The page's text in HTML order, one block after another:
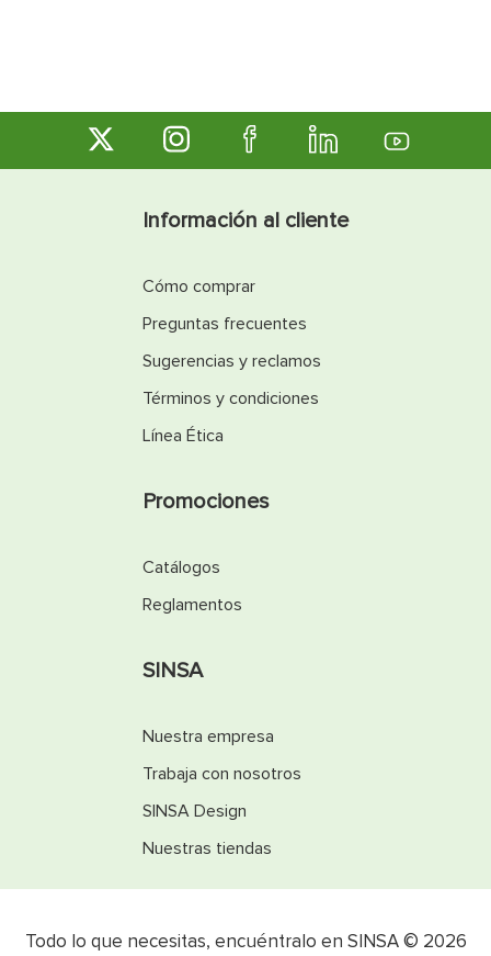
Información al cliente
Cómo comprar
Preguntas frecuentes
Sugerencias y reclamos
Términos y condiciones
Línea Ética
Promociones
Catálogos
Reglamentos
SINSA
Nuestra empresa
Trabaja con nosotros
SINSA Design
Nuestras tiendas
Todo lo que necesitas, encuéntralo en SINSA © 2026